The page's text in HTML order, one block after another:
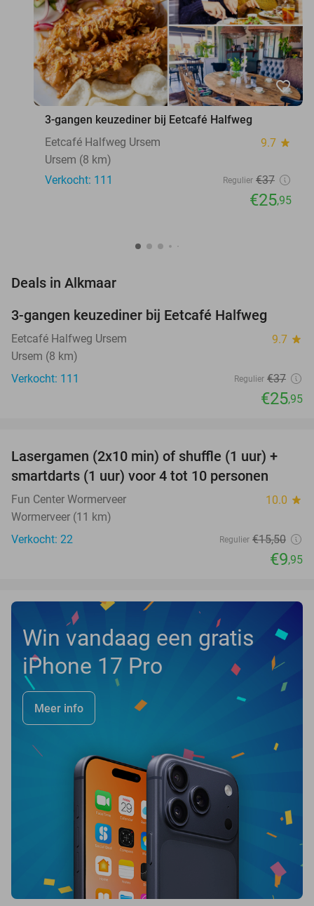
favorite_border
3-gangen keuzediner bij Eetcafé Halfweg
Eetcafé Halfweg Ursem
9.7 star
Ursem (8 km)
Verkocht: 111
Regulier €37
€25,95
Deals in Alkmaar
3-gangen keuzediner bij Eetcafé Halfweg
Eetcafé Halfweg Ursem 9.7 star
Ursem (8 km)
Verkocht: 111
Regulier €37
€25,95
36%
NEW
TODAY
Lasergamen (2x10 min) of shuffle (1 uur) +
smartdarts (1 uur) voor 4 tot 10 personen
Fun Center Wormerveer 10.0 star
Wormerveer (11 km)
Verkocht: 22
Regulier €15,50
€9,95
Win vandaag een gratis
iPhone 17 Pro
Meer info